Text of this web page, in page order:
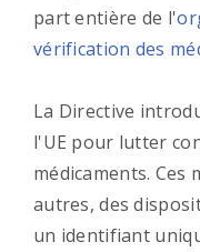
part entière de l'
vérification des
La Directive
l'UE pour lutter
médicaments.
autres, des
un identifiant